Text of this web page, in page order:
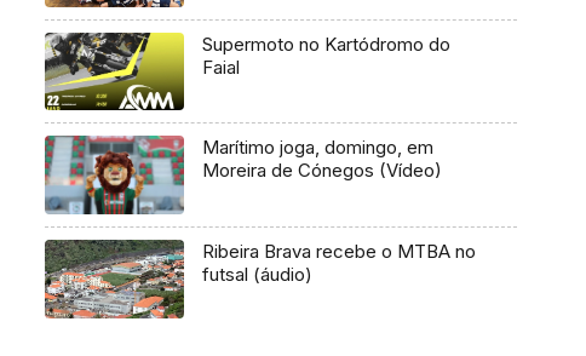
Supermoto no Kartódromo do
Faial
Marítimo joga, domingo, em
Moreira de Cónegos (Vídeo)
Ribeira Brava recebe o MTBA no
futsal (áudio)